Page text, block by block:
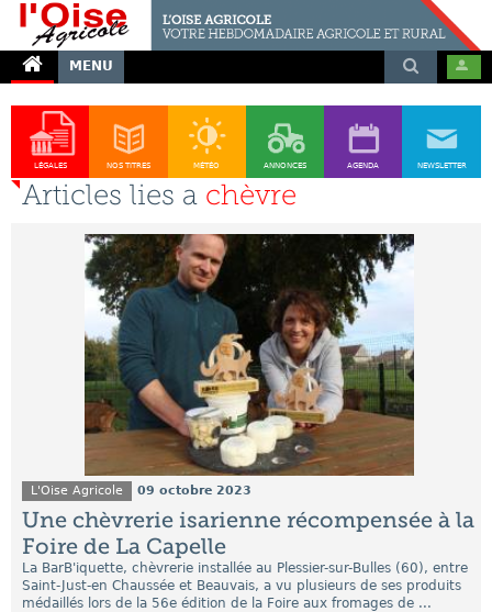
MENU
LÉGALES NOS TITRES MÉTÉO ANNONCES AGENDA NEWSLETTER
Articles lies a chèvre
L'Oise Agricole 09 octobre 2023
Une chèvrerie isarienne récompensée à la
Foire de La Capelle
La BarB'iquette, chèvrerie installée au Plessier-sur-Bulles (60), entre
Saint-Just-en Chaussée et Beauvais, a vu plusieurs de ses produits
médaillés lors de la 56e édition de la Foire aux fromages de ...